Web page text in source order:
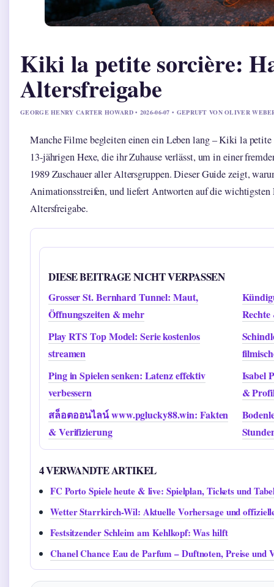
Kiki la petite sorcière:
Altersfreigabe
GEORGE HENRY CARTER HOWARD • 2026-06-07 • GEPRUFT VON OLIVER
Manche Filme begleiten einen ein Leben lang – Kiki la
13-jährigen Hexe, die ihr Zuhause verlässt, um in einer
1989 Zuschauer aller Altersgruppen. Dieser Guide zeigt,
Animationsstreifen, und liefert Antworten auf die wichtigsten
Altersfreigabe.
DIESE BEITRAGE NICHT VERPASSEN
Grosser St. Bernhard Tunnel: Maut,
Öffnungszeiten & mehr
Play RTS Top Model: Serie kostenlos
streamen
Ping in Spielen senken: Latenz effektiv
verbessern
Isabel
&
สล็อตออนไลน์ www.pglucky88.win: Fakten
& Verifizierung
4 VERWANDTE ARTIKEL
FC Porto Spiele heute & live: Spielplan, Tickets und
Wetter Starrkirch-Wil: Aktuelle Vorhersage und
Festsitzender Schleim am Kehlkopf: Was hilft
Chanel Chance Eau de Parfum – Duftnoten, Preise und